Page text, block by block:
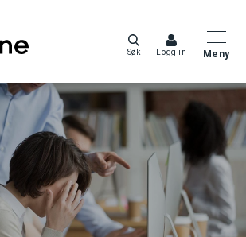
Søk Logg in Meny